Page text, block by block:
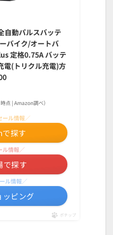
自動パルスバッテ
バイク/オートバ
定格0.75A バッテ
電(トリクル充電)方
点 | Amazon調べ）
ル情報／
探す
ル情報／
で探す
ル情報／
ッピング
ポチップ